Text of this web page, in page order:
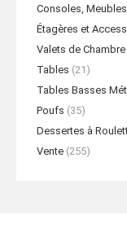
Consoles,
Étagères et
Valets de Chambre
Tables (21)
Tables Basses
Poufs (35)
Dessertes à
Vente (255)